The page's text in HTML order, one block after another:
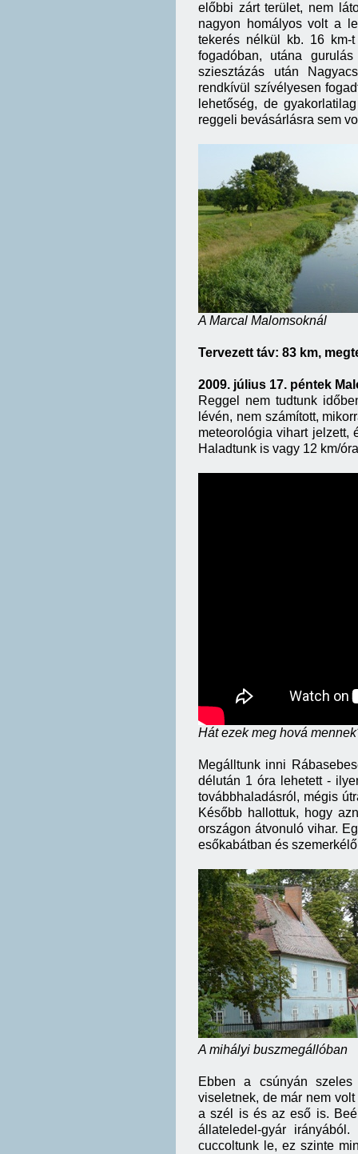
előbbi zárt terület, nem
nagyon homályos volt a
tekerés nélkül kb. 16 km-
fogadóban, utána
sziesztázás után
rendkívül szívélyesen
lehetőség, de
reggeli bevásárlásra sem
A Marcal Malomsoknál
Tervezett táv: 83 km,
2009. július 17. péntek
Reggel nem tudtunk
lévén, nem számított,
meteorológia vihart
Haladtunk is vagy 12 km/
Hát ezek meg hová
Megálltunk inni
délután 1 óra lehetett -
továbbhaladásról, mégis
Később hallottuk, hogy
országon átvonuló vihar.
esőkabátban és
A mihályi buszmegállóban
Ebben a csúnyán
viseletnek, de már nem
a szél is és az eső is.
állateledel-gyár
cuccoltunk le, ez szinte